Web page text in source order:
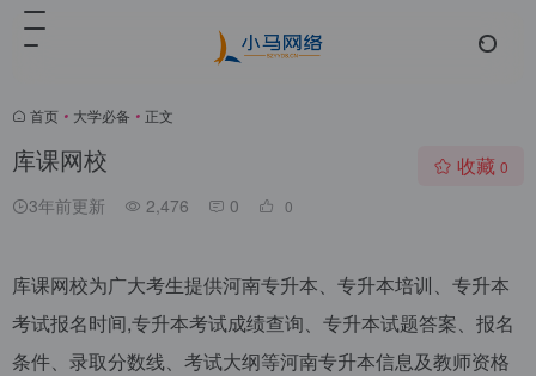
首页 • 大学必备 • 正文
库课网校
3年前更新 2,476 0 0
收藏 0
库课网校为广大考生提供河南专升本、专升本培训、专升本
考试报名时间,专升本考试成绩查询、专升本试题答案、报名
条件、录取分数线、考试大纲等河南专升本信息及教师资格